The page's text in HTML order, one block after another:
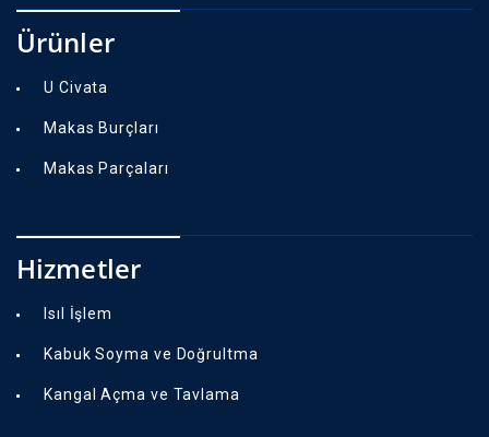
Ürünler
U Civata
Makas Burçları
Makas Parçaları
Hizmetler
Isıl İşlem
Kabuk Soyma ve Doğrultma
Kangal Açma ve Tavlama